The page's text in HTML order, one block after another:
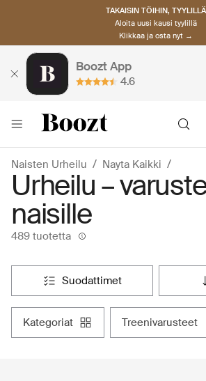
TAKAISIN TÖIHIN, TYYLILLÄ
Aloita uusi kausi tyylillä
Klikkaa ja osta nyt →
Boozt App
4.6
Naisten Urheilu Nayta Kaikki
Urheilu –
naisille
489 tuotetta
suodattimet
kategoriat treenivarusteet